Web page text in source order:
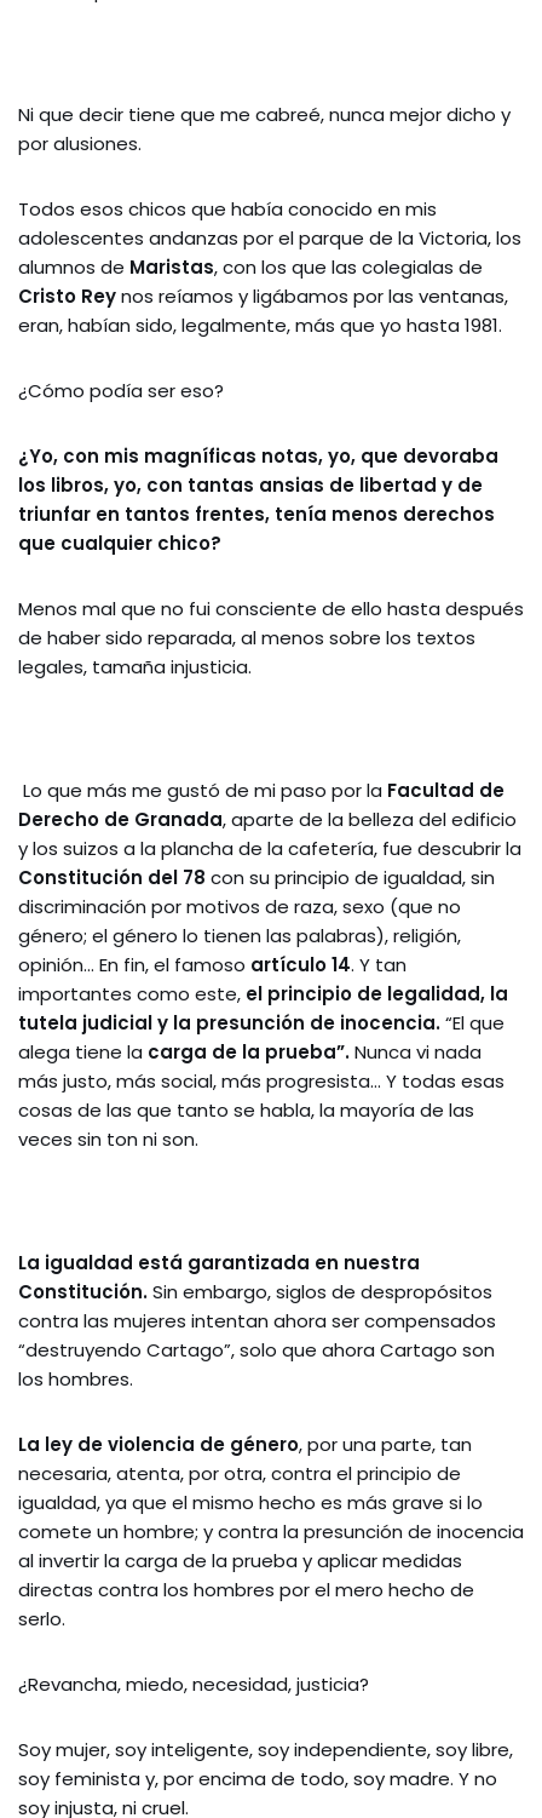
Ni que decir tiene que me cabreé, nunca mejor dicho y
por alusiones.
Todos esos chicos que había conocido en mis
adolescentes andanzas por el parque de la Victoria, los
alumnos de Maristas, con los que las colegialas de
Cristo Reynos reíamos y ligábamos por las ventanas,
eran, habían sido, legalmente, más que yo hasta 1981.
¿Cómo podía ser eso?
¿Yo, con mis magníficas notas, yo, que devoraba
los libros, yo, con tantas ansias de libertad y de
triunfar en tantos frentes, tenía menos derechos
que cualquier chico?
Menos mal que no fui consciente de ello hasta después
de haber sido reparada, al menos sobre los textos
legales, tamaña injusticia.
Lo que más me gustó de mi paso por la Facultad de
Derecho de Granada, aparte de la belleza del edificio
y los suizos a la plancha de la cafetería, fue descubrir la
Constitución del 78 con su principio de igualdad, sin
discriminación por motivos de raza, sexo (que no
género; el género lo tienen las palabras), religión,
opinión… En fin, el famoso artículo 14. Y tan
importantes como este, el principio de legalidad, la
tutela judicial y la presunción de inocencia.“El que
alega tiene la carga de la prueba”.Nunca vi nada
más justo, más social, más progresista… Y todas esas
cosas de las que tanto se habla, la mayoría de las
veces sin ton ni son.
La igualdad está garantizada en nuestra
Constitución.Sin embargo, siglos de despropósitos
contra las mujeres intentan ahora ser compensados
“destruyendo Cartago”, solo que ahora Cartago son
los hombres.
La ley de violencia de género, por una parte, tan
necesaria, atenta, por otra, contra el principio de
igualdad, ya que el mismo hecho es más grave si lo
comete un hombre; y contra la presunción de inocencia
al invertir la carga de la prueba y aplicar medidas
directas contra los hombres por el mero hecho de
serlo.
¿Revancha, miedo, necesidad, justicia?
Soy mujer, soy inteligente, soy independiente, soy libre,
soy feminista y, por encima de todo, soy madre. Y no
soy injusta, ni cruel.